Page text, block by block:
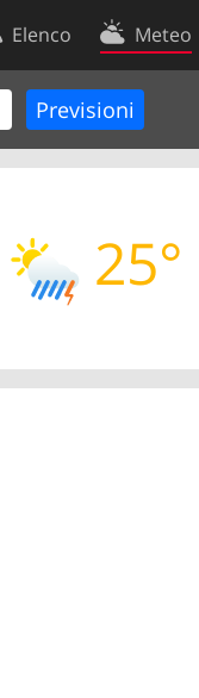
Elenco Meteo
25°
Contatti
Condizioni d’uso